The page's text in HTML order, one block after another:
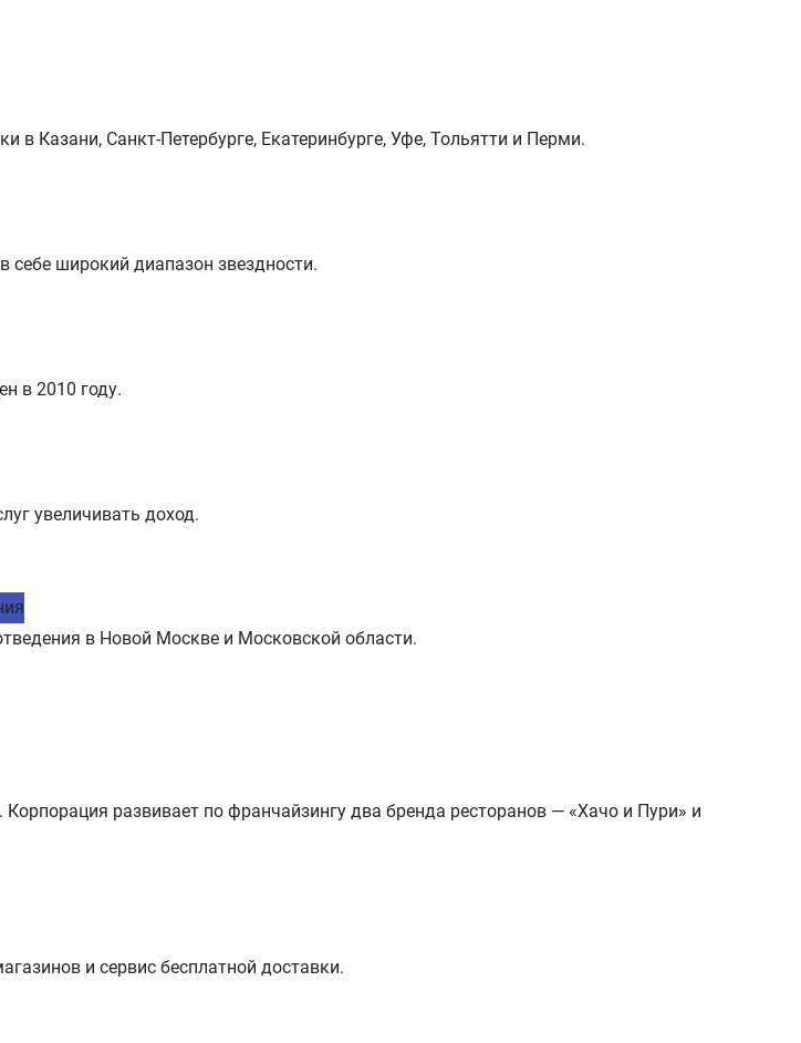
Казани, Санкт-Петербурге, Екатеринбурге, Уфе, Тольятти и Перми.
себе широкий диапазон звездности.
в 2010 году.
увеличивать доход.
в Новой Москве и Московской области.
развивает по франчайзингу два бренда ресторанов — «Хачо и Пури» и
и сервис бесплатной доставки.